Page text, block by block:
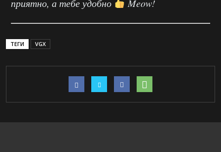
приятно, а тебе удобно
Meow!
ТЕГИ VGX